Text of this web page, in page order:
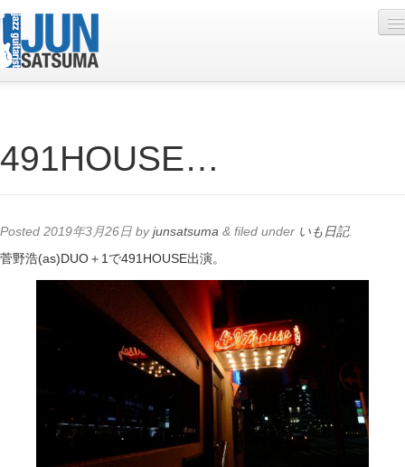
Live Schedule
Photo
YouTube
491HOUSE…
Posted 2019年3月26日 byjunsatsuma & filed under いも日記.
菅野浩(as)DUO＋1で491HOUSE出演。